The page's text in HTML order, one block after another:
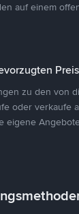
auf einem
zu den von
oder verkaufe
eigene